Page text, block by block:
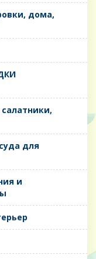
дома,
салатники,
для
и